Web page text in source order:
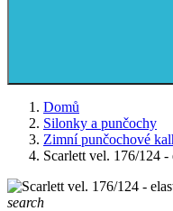
Domů
Silonky a punčochy
Zimní punčochové
Scarlett vel. 176/124
search